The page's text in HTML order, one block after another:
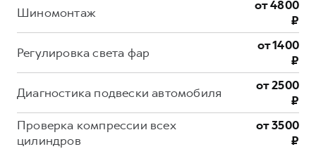
Шиномонтаж
от 4800
₽
Регулировка света фар
от 1400
₽
Диагностика подвески автомобиля
от 2500
₽
Проверка компрессии всех
цилиндров
от 3500
₽